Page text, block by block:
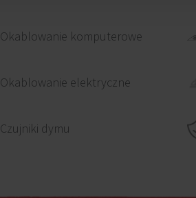
Okablowanie komputerowe
Okablowanie elektryczne
Czujniki dymu